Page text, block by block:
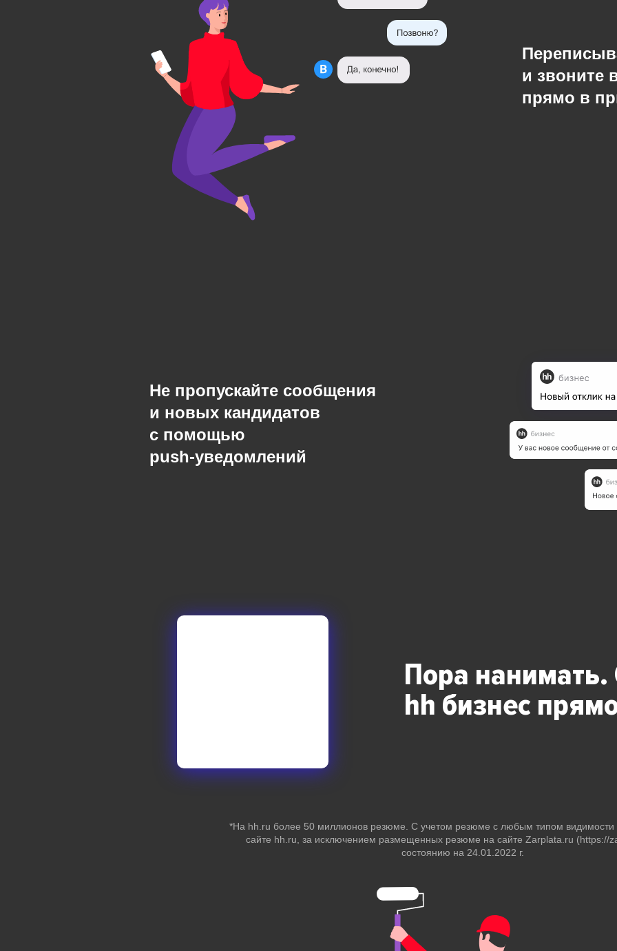
и звоните
прямо в
Не пропускайте сообщения
и новых кандидатов
с помощью
push-уведомлений
Пора нанимать.
hh бизнес
*На hh.ru более 50 миллионов резюме. С учетом резюме с любым типом
сайте hh.ru, за исключением размещенных резюме на сайте Zarplata.ru (https://
состоянию на 24.01.2022 г.